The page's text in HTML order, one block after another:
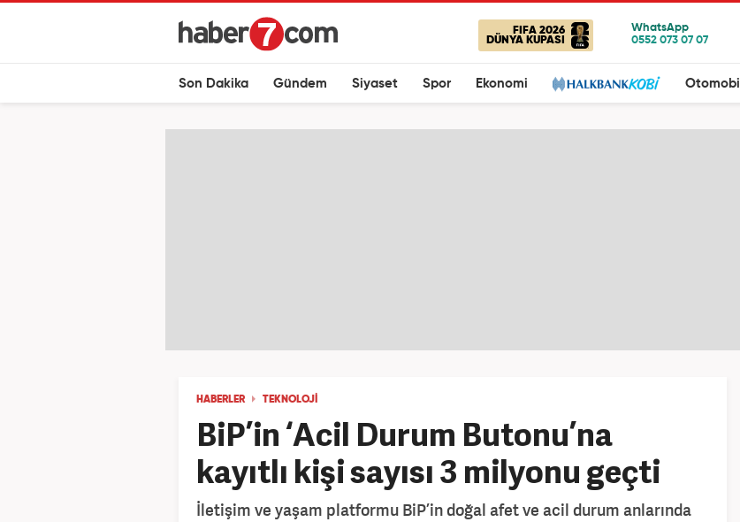
FIFA 2026
DÜNYA KUPASI
Son Dakika Gündem Siyaset Spor Ekonomi Otomobil
HABERLER TEKNOLOJİ
BiP’in ‘Acil Durum Butonu’na
kayıtlı kişi sayısı 3 milyonu geçti
İletişim ve yaşam platformu BiP’in doğal afet ve acil durum anlarında